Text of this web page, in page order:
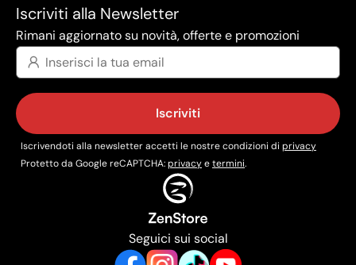
Iscriviti alla Newsletter
Rimani aggiornato su novità, offerte e promozioni
Iscriviti
Iscrivendoti alla newsletter accetti le nostre condizioni di privacy
Protetto da Google reCAPTCHA:privacyetermini.
Seguici sui social